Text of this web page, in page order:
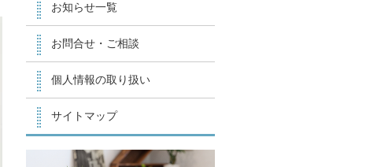
お知らせ一覧
お問合せ・ご相談
個人情報の取り扱い
サイトマップ